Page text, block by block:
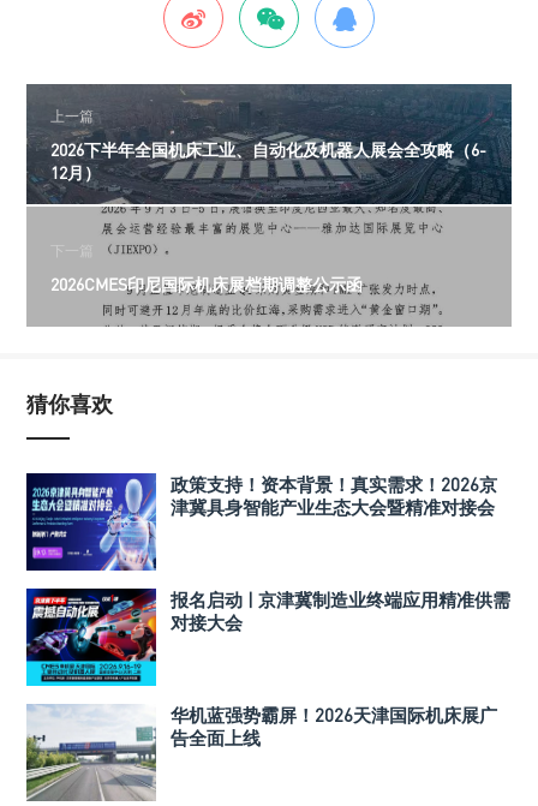
上一篇
2026下半年全国机床工业、自动化及机器人展会全攻略（6-
12月）
下一篇
2026CMES印尼国际机床展档期调整公示函
猜你喜欢
政策支持！资本背景！真实需求！2026京
津冀具身智能产业生态大会暨精准对接会
报名启动 | 京津冀制造业终端应用精准供需
对接大会
华机蓝强势霸屏！2026天津国际机床展广
告全面上线